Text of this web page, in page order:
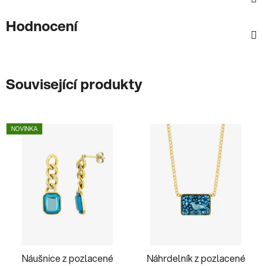
Hodnocení
Související produkty
NOVINKA
Náušnice z pozlacené
Náhrdelník z pozlacené